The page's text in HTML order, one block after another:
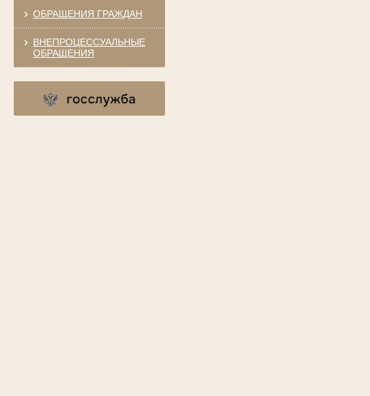
ОБРАЩЕНИЯ ГРАЖДАН
ВНЕПРОЦЕССУАЛЬНЫЕ
ОБРАЩЕНИЯ